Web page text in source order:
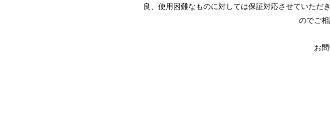
良、使用困難なものに対しては保証対応させていただ
のでご相
お